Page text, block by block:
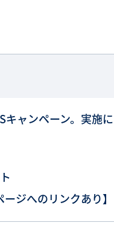
ャンペーン。実施
ジへのリンクあり】